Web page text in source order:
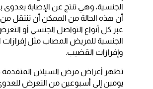
الجنسية، وهي تنتج عن الإصابة بعدوى
أن هذه الحالة من الممكن أن تنتقل
عبر كل أنواع التواصل الجنسي أو
الجنسية للمريض المصاب مثل إفرازات
وإفرازات القضيب.
تظهر أعراض مرض السيلان المتقدمة
يومين إلى أسبوعين من التعرض